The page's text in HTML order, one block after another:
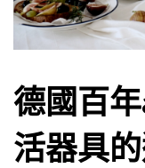
德國百
活器具